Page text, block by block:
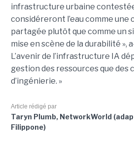
infrastructure urbaine
considéreront l’eau comme
partagée plutôt que comme un
mise en scène de la durabilité »,
L’avenir de l’infrastructure IA
gestion des ressources que des
d’ingénierie. »
Article rédigé par
Taryn Plumb, NetworkWorld
Filippone)